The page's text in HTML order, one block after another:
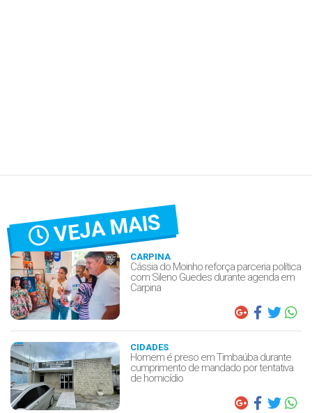
VEJA MAIS
CARPINA
Cássia do Moinho reforça parceria política
com Sileno Guedes durante agenda em
Carpina
CIDADES
Homem é preso em Timbaúba durante
cumprimento de mandado por tentativa
de homicídio